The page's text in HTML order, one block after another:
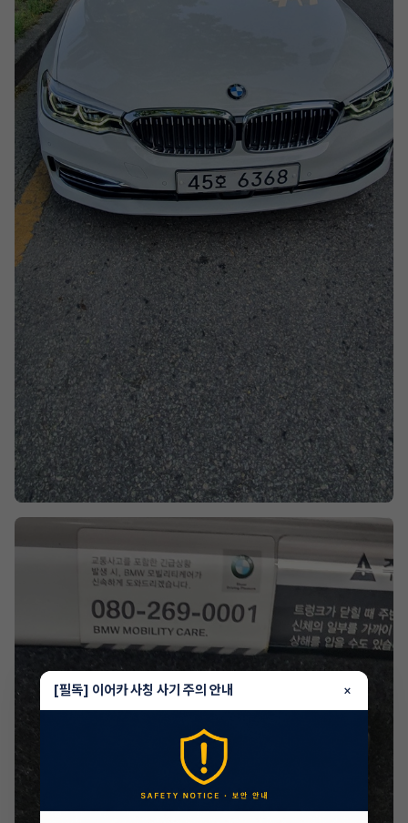
[필독] 이어카 사칭 사기 주의 안내 ×